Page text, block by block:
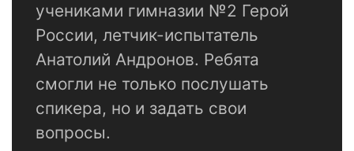
учениками гимназии №2 Герой
России, летчик-испытатель
Анатолий Андронов. Ребята
смогли не только послушать
спикера, но и задать свои
вопросы.